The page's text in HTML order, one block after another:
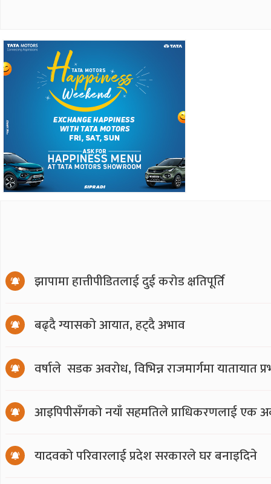
झापामा हात्तीपीडितलाई दुई करोड क्षतिपूर्ति
बढ्दै ग्यासको आयात, हट्दै अभाव
वर्षाले सडक अवरोध, विभिन्न राजमार्गमा यातायात
आइपिपीसँगको नयाँ सहमतिले प्राधिकरणलाई एक
यादवको परिवारलाई प्रदेश सरकारले घर बनाइदिने